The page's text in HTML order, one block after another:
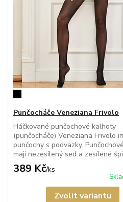
Punčocháče Veneziana Frivolo
Háčkované punčochové kalhoty
(punčocháče) Veneziana Frivolo
punčochy s podvazky.
mají nezesílený sed a zesílené
389 Kč/ks
Zvolit variantu